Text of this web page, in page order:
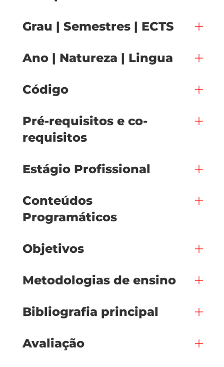
Grau | Semestres | ECTS
Ano | Natureza | Lingua
Código
Pré-requisitos e co-
requisitos
Estágio Profissional
Conteúdos
Programáticos
Objetivos
Metodologias de ensino
Bibliografia principal
Avaliação